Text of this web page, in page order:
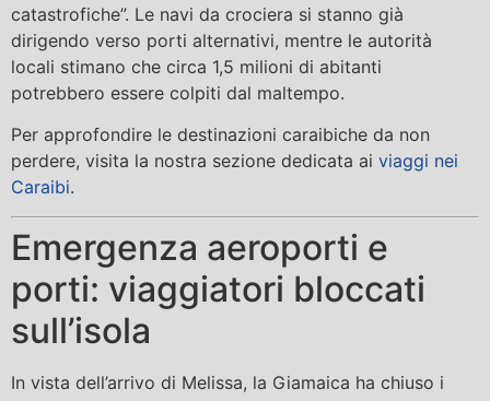
catastrofiche”. Le navi da crociera si stanno già
dirigendo verso porti alternativi, mentre le autorità
locali stimano che circa 1,5 milioni di abitanti
potrebbero essere colpiti dal maltempo.
Per approfondire le destinazioni caraibiche da non
perdere, visita la nostra sezione dedicata ai viaggi nei
Caraibi.
Emergenza aeroporti e
porti: viaggiatori bloccati
sull’isola
In vista dell’arrivo di Melissa, la Giamaica ha chiuso i